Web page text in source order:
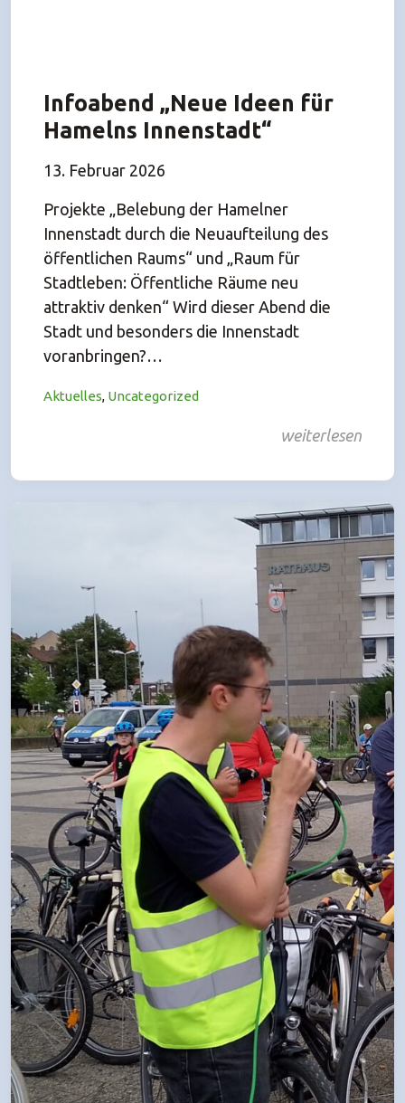
Infoabend „Neue Ideen für
Hamelns Innenstadt“
13. Februar 2026
Projekte „Belebung der Hamelner
Innenstadt durch die Neuaufteilung des
öffentlichen Raums“ und „Raum für
Stadtleben: Öffentliche Räume neu
attraktiv denken“ Wird dieser Abend die
Stadt und besonders die Innenstadt
voranbringen?…
Aktuelles, Uncategorized
weiterlesen